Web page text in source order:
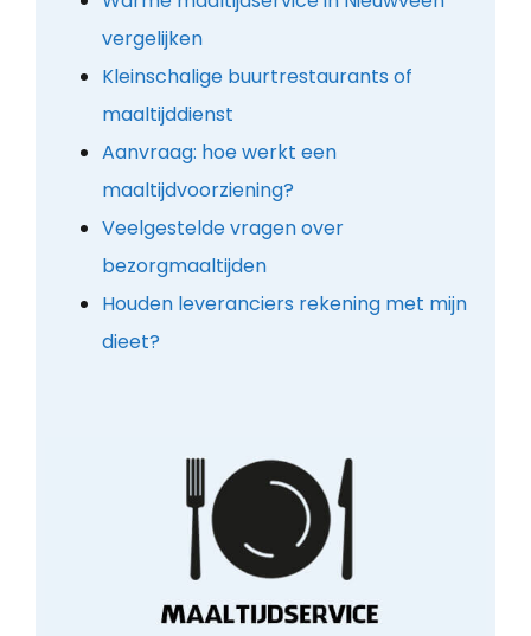
vergelijken
Kleinschalige buurtrestaurants of
maaltijddienst
Aanvraag: hoe werkt een
maaltijdvoorziening?
Veelgestelde vragen over
bezorgmaaltijden
Houden leveranciers rekening met mijn
dieet?